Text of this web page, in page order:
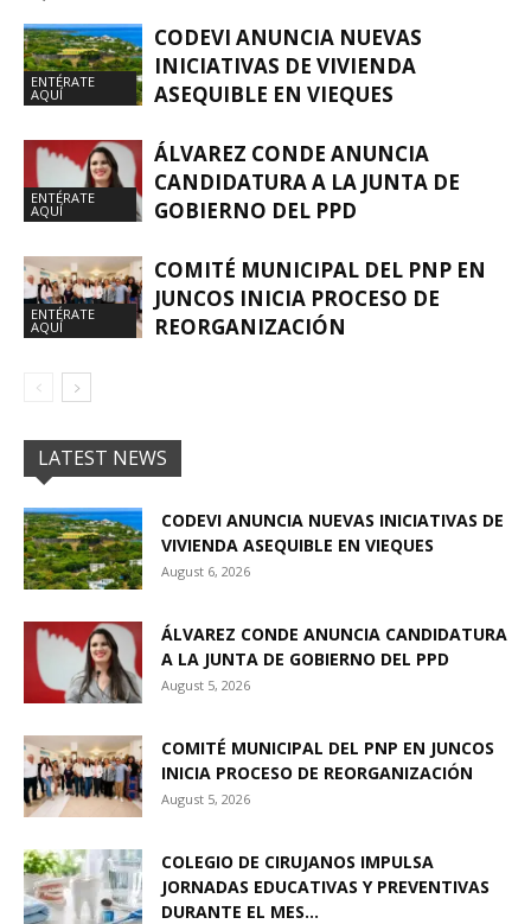
ENTÉRATE
AQUÍ
CODEVI ANUNCIA NUEVAS
INICIATIVAS DE VIVIENDA
ASEQUIBLE EN VIEQUES
ENTÉRATE
AQUÍ
ÁLVAREZ CONDE ANUNCIA
CANDIDATURA A LA JUNTA DE
GOBIERNO DEL PPD
ENTÉRATE
AQUÍ
COMITÉ MUNICIPAL DEL PNP EN
JUNCOS INICIA PROCESO DE
REORGANIZACIÓN
LATEST NEWS
CODEVI ANUNCIA NUEVAS INICIATIVAS DE
VIVIENDA ASEQUIBLE EN VIEQUES
August 6, 2026
ÁLVAREZ CONDE ANUNCIA CANDIDATURA
A LA JUNTA DE GOBIERNO DEL PPD
August 5, 2026
COMITÉ MUNICIPAL DEL PNP EN JUNCOS
INICIA PROCESO DE REORGANIZACIÓN
August 5, 2026
COLEGIO DE CIRUJANOS IMPULSA
JORNADAS EDUCATIVAS Y PREVENTIVAS
DURANTE EL MES...